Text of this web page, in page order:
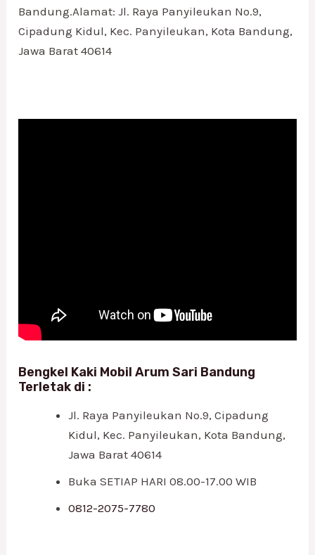
Bandung.Alamat: Jl. Raya Panyileukan No.9,
Cipadung Kidul, Kec. Panyileukan, Kota Bandung,
Jawa Barat 40614
Bengkel Kaki Mobil Arum Sari Bandung
Terletak di :
Jl. Raya Panyileukan No.9, Cipadung
Kidul, Kec. Panyileukan, Kota Bandung,
Jawa Barat 40614
Buka SETIAP HARI 08.00-17.00 WIB
0812-2075-7780